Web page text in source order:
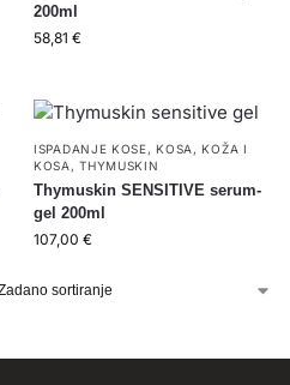
200ml
58,81 €
ISPADANJE KOSE,KOSA ,KOŽA I
KOSA ,THYMUSKIN
Thymuskin SENSITIVE serum-
gel 200ml
107,00 €